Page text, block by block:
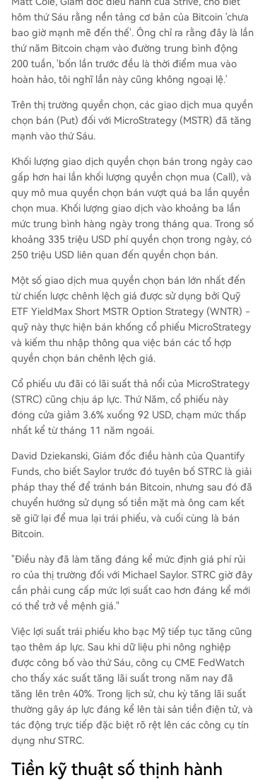
hôm thứ Sáu rằng nền tảng cơ bản của Bitcoin 'chưa
bao giờ mạnh mẽ đến thế'. Ông chỉ ra rằng đây là lần
thứ năm Bitcoin chạm vào đường trung bình động
200 tuần, 'bốn lần trước đều là thời điểm mua vào
hoàn hảo, tôi nghĩ lần này cũng không ngoại lệ.'
Trên thị trường quyền chọn, các giao dịch mua quyền
chọn bán (Put) đối với MicroStrategy (MSTR) đã tăng
mạnh vào thứ Sáu.
Khối lượng giao dịch quyền chọn bán trong ngày cao
gấp hơn hai lần khối lượng quyền chọn mua (Call), và
quy mô mua quyền chọn bán vượt quá ba lần quyền
chọn mua. Khối lượng giao dịch vào khoảng ba lần
mức trung bình hàng ngày trong tháng qua. Trong số
khoảng 335 triệu USD phí quyền chọn trong ngày, có
250 triệu USD liên quan đến quyền chọn bán.
Một số giao dịch mua quyền chọn bán lớn nhất đến
từ chiến lược chênh lệch giá được sử dụng bởi Quỹ
ETF YieldMax Short MSTR Option Strategy (WNTR) -
quỹ này thực hiện bán khống cổ phiếu MicroStrategy
và kiếm thu nhập thông qua việc bán các tổ hợp
quyền chọn bán chênh lệch giá.
Cổ phiếu ưu đãi có lãi suất thả nổi của MicroStrategy
(STRC) cũng chịu áp lực. Thứ Năm, cổ phiếu này
đóng cửa giảm 3.6% xuống 92 USD, chạm mức thấp
nhất kể từ tháng 11 năm ngoái.
David Dziekanski, Giám đốc điều hành của Quantify
Funds, cho biết Saylor trước đó tuyên bố STRC là giải
pháp thay thế để tránh bán Bitcoin, nhưng sau đó đã
chuyển hướng sử dụng số tiền mặt mà ông cam kết
sẽ giữ lại để mua lại trái phiếu, và cuối cùng là bán
Bitcoin.
"Điều này đã làm tăng đáng kể mức định giá phí rủi
ro của thị trường đối với Michael Saylor. STRC giờ đây
cần phải cung cấp mức lợi suất cao hơn đáng kể mới
có thể trở về mệnh giá."
Việc lợi suất trái phiếu kho bạc Mỹ tiếp tục tăng cũng
tạo thêm áp lực. Sau khi dữ liệu phi nông nghiệp
được công bố vào thứ Sáu, công cụ CME FedWatch
cho thấy xác suất tăng lãi suất trong năm nay đã
tăng lên trên 40%. Trong lịch sử, chu kỳ tăng lãi suất
thường gây áp lực đáng kể lên tài sản tiền điện tử, và
tác động trực tiếp đặc biệt rõ rệt lên các công cụ tín
dụng như STRC.
Tiền kỹ thuật số thịnh hành